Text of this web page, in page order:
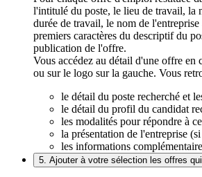
l'intitulé du poste, le lieu de travail, la
durée de travail, le nom de
premiers caractères du descriptif du
publication de l'offre.
Vous accédez au détail d'une offre en
ou sur le logo sur la gauche. Vous
le détail du poste recherché et
le détail du profil du candidat
les modalités pour répondre à
la présentation de l'entreprise
les informations
5. Ajouter à votre sélection les offres